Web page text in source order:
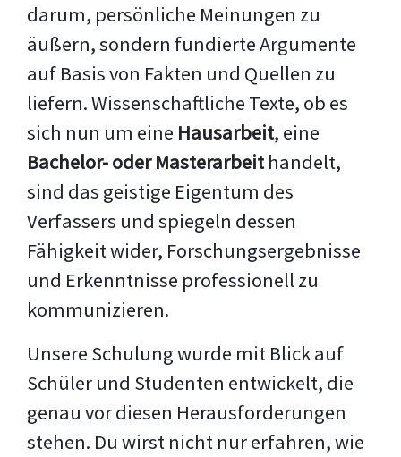
darum, persönliche Meinungen zu
äußern, sondern fundierte Argumente
auf Basis von Fakten und Quellen zu
liefern. Wissenschaftliche Texte, ob es
sich nun um eine Hausarbeit, eine
Bachelor- oder Masterarbeithandelt,
sind das geistige Eigentum des
Verfassers und spiegeln dessen
Fähigkeit wider, Forschungsergebnisse
und Erkenntnisse professionell zu
kommunizieren.
Unsere Schulung wurde mit Blick auf
Schüler und Studenten entwickelt, die
genau vor diesen Herausforderungen
stehen. Du wirst nicht nur erfahren, wie